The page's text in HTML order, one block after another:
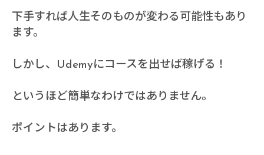
下手すれば人生そのものが変わる可能性もあり
ます。
しかし、Udemyにコースを出せば稼げる！
というほど簡単なわけではありません。
ポイントはあります。